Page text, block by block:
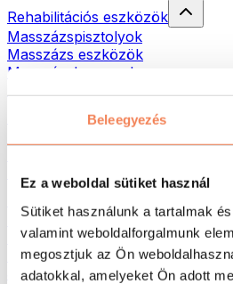
Beleegyezés
Ez a weboldal sütiket használ
Sütiket használunk a tartalmak
valamint weboldalforgalmunk
megosztjuk az Ön
adatokkal, amelyeket Ön adott
Rehabilitációs eszközök
Masszázspisztolyok
Masszázs eszközök
Masszázshengerek
Táskák & hátizsákok
Hátizsákok
Futás
Küzdősportok
Kerékpározás
Jóga és pilates